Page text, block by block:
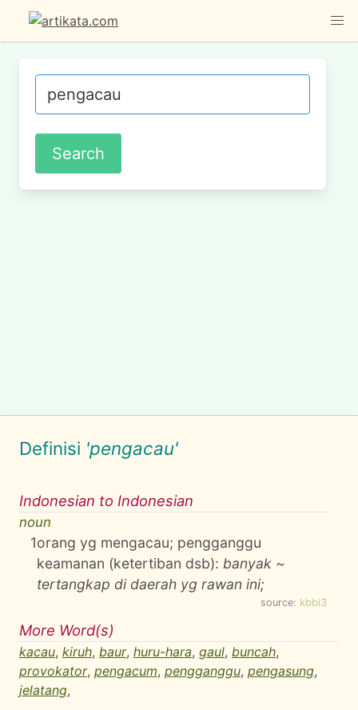
Definisi 'pengacau'
Indonesian to Indonesian
noun
1orang yg mengacau; pengganggu
keamanan (ketertiban dsb): banyak ~
tertangkap di daerah yg rawan ini;
source: kbbi3
More Word(s)
kacau, kiruh, baur, huru-hara, gaul, buncah,
provokator, pengacum, pengganggu, pengasung,
jelatang,